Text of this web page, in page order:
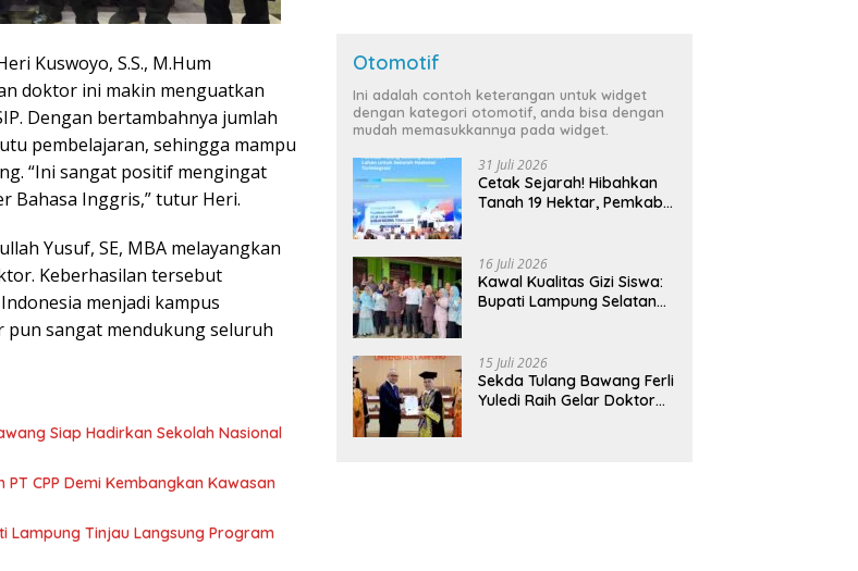
Kuswoyo, S.S., M.Hum
doktor ini makin menguatkan
Dengan bertambahnya jumlah
pembelajaran, sehingga mampu
“Ini sangat positif mengingat
Bahasa Inggris,” tutur Heri.
Yusuf, SE, MBA melayangkan
Keberhasilan tersebut
menjadi kampus
pun sangat mendukung seluruh
Siap Hadirkan Sekolah Nasional
CPP Demi Kembangkan Kawasan
Lampung Tinjau Langsung Program
Otomotif
Ini adalah contoh keterangan untuk widget
dengan kategori otomotif, anda bisa dengan
mudah memasukkannya pada widget.
31 Juli 2026
Cetak Sejarah! Hibahkan
Tanah 19 Hektar, Pemkab
Terintegrasi Pertama di
Lampung
16 Juli 2026
Kawal Kualitas Gizi Siswa:
Bupati Lampung Selatan
Bergizi Gratis di Natar
15 Juli 2026
Sekda Tulang Bawang Ferli
Yuledi Raih Gelar Doktor